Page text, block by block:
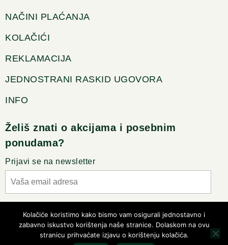
NAČINI PLAĆANJA
KOLAČIĆI
REKLAMACIJA
JEDNOSTRANI RASKID UGOVORA
INFO
Želiš znati o akcijama i posebnim
ponudama?
Prijavi se na newsletter
Kolačiće koristimo kako bismo vam osigurali jednostavno i
zabavno iskustvo korištenja naše stranice. Dolaskom na ovu
stranicu prihvaćate izjavu o korištenju kolačića.